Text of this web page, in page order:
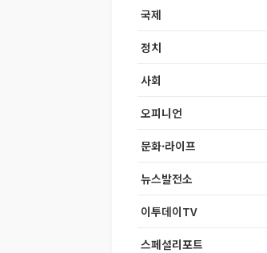
국제
정치
사회
오피니언
문화·라이프
뉴스발전소
이투데이TV
스페셜리포트